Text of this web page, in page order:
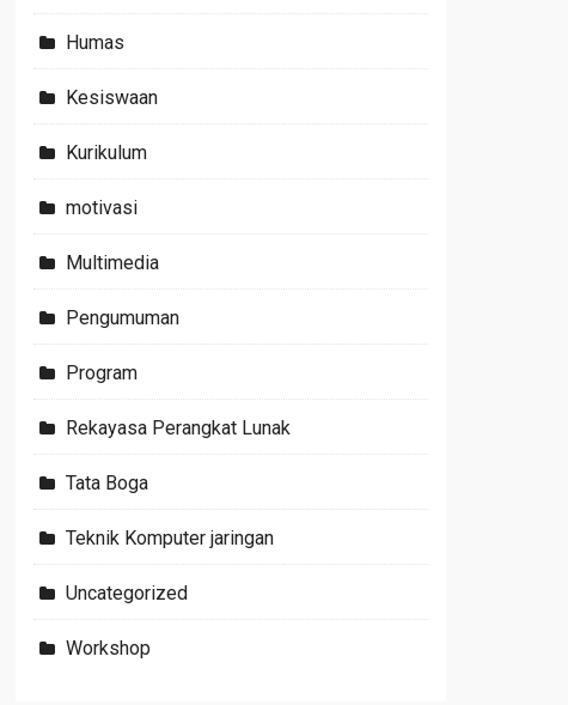
Humas
Kesiswaan
Kurikulum
motivasi
Multimedia
Pengumuman
Program
Rekayasa Perangkat Lunak
Tata Boga
Teknik Komputer jaringan
Uncategorized
Workshop